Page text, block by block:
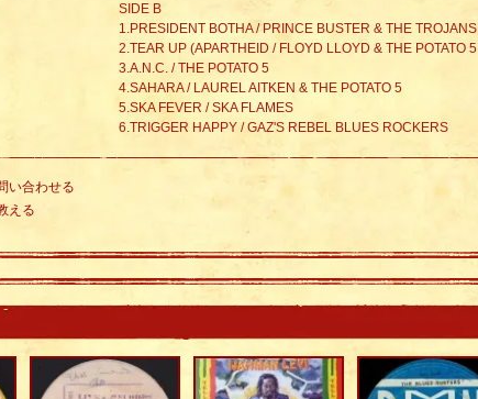
SIDE B
1.PRESIDENT BOTHA / PRINCE BUSTER & THE TROJANS
2.TEAR UP (APARTHEID / FLOYD LLOYD & THE POTATO 5
3.A.N.C. / THE POTATO 5
4.SAHARA / LAUREL AITKEN & THE POTATO 5
5.SKA FEVER / SKA FLAMES
6.TRIGGER HAPPY / GAZ'S REBEL BLUES ROCKERS
い合わせる
える